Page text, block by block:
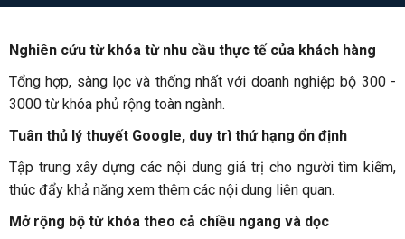
khả năng xem thêm các nội dung liên quan. Mở rộng bộ từ
sản phẩm, dịch vụ mà còn bao hàm những chủ đề liên quan
giúp tăng khả năng tiếp cận khách hàng tiềm năng
Nghiên cứu từ khóa từ nhu cầu thực tế của khách hàng
Tổng hợp, sàng lọc và thống nhất với doanh nghiệp bộ 300 -
3000 từ khóa phủ rộng toàn ngành.
Tuân thủ lý thuyết Google, duy trì thứ hạng ổn định
Tập trung xây dựng các nội dung giá trị cho người tìm kiếm,
thúc đẩy khả năng xem thêm các nội dung liên quan.
Mở rộng bộ từ khóa theo cả chiều ngang và dọc